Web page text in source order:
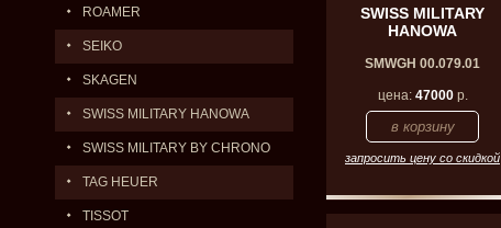
ROAMER
SEIKO
SKAGEN
SWISS MILITARY HANOWA
SWISS MILITARY BY CHRONO
TAG HEUER
TISSOT
SWISS MILITARY
HANOWA
SMWGH 00.079.01
цена: 47000р.
запросить цену со скидкой